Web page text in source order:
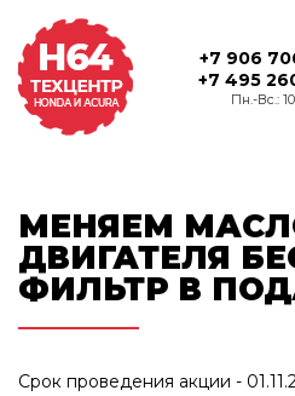
+7 906
+7 495
Пн.-Вс.:
МЕНЯЕМ
ДВИГАТЕЛЯ
ФИЛЬТР В
Срок проведения акции -